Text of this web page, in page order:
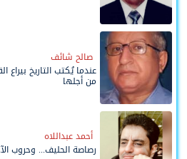
صالح شائف
عندما يُكتب التاريخ
من أجلها
أحمد عبداللاه
رصاصة الحليف... وحروب